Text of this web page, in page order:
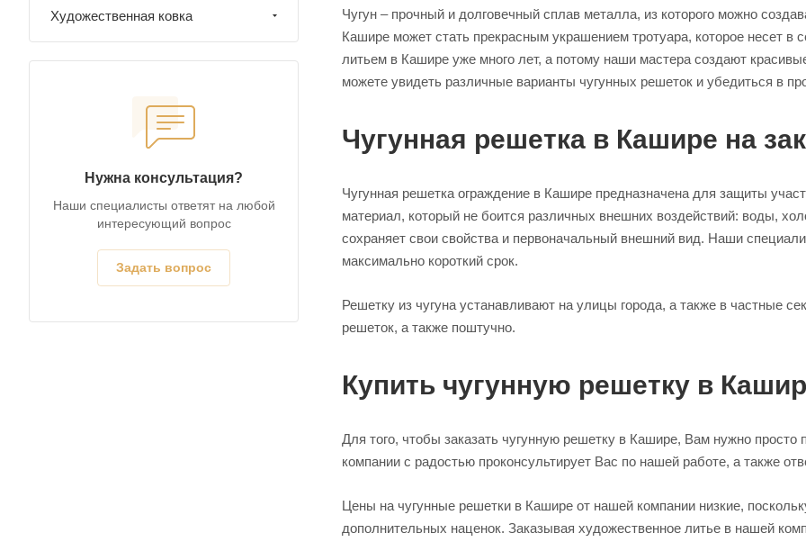
Чугун – прочный и долговечный сплав металла, из которого можно
Кашире может стать прекрасным украшением тротуара, которое несет
литьем в Кашире уже много лет, а потому наши мастера создают
можете увидеть различные варианты чугунных решеток и убедиться в
Чугунная решетка в Кашире на
Чугунная решетка ограждение в Кашире предназначена для защиты
материал, который не боится различных внешних воздействий: воды,
сохраняет свои свойства и первоначальный внешний вид. Наши
максимально короткий срок.
Решетку из чугуна устанавливают на улицы города, а также в частные
решеток, а также поштучно.
Купить чугунную решетку в
Для того, чтобы заказать чугунную решетку в Кашире, Вам нужно просто
компании с радостью проконсультирует Вас по нашей работе, а также
Цены на чугунные решетки в Кашире от нашей компании низкие,
дополнительных наценок. Заказывая художественное литье в нашей
Художественная ковка
Нужна консультация?
Наши специалисты ответят на любой
интересующий вопрос
Задать вопрос